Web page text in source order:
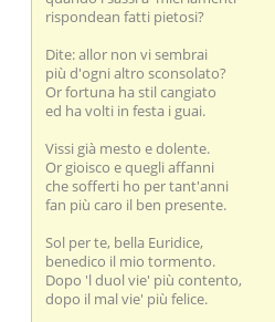
rispondean fatti pietosi?
Dite: allor non vi sembrai
più d'ogni altro sconsolato?
Or fortuna ha stil cangiato
ed ha volti in festa i guai.
Vissi già mesto e dolente.
Or gioisco e quegli affanni
che sofferti ho per tant'anni
fan più caro il ben presente.
Sol per te, bella Euridice,
benedico il mio tormento.
Dopo 'l duol vie' più contento,
dopo il mal vie' più felice.